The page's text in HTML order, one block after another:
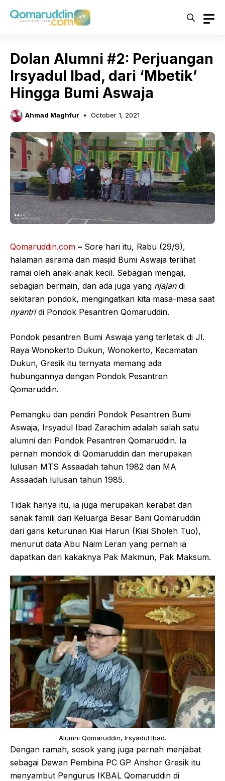
Dolan Alumni #2: Perjuangan
Irsyadul Ibad, dari ‘Mbetik’
Hingga Bumi Aswaja
Ahmad Maghfur October 1, 2021
Qomaruddin.com – Sore hari itu, Rabu (29/9),
halaman asrama dan masjid Bumi Aswaja terlihat
ramai oleh anak-anak kecil. Sebagian mengaji,
sebagian bermain, dan ada juga yang njajandi
sekitaran pondok, mengingatkan kita masa-masa saat
nyantridi Pondok Pesantren Qomaruddin.
Pondok pesantren Bumi Aswaja yang terletak di Jl.
Raya Wonokerto Dukun, Wonokerto, Kecamatan
Dukun, Gresik itu ternyata memang ada
hubungannya dengan Pondok Pesantren
Qomaruddin.
Pemangku dan pendiri Pondok Pesantren Bumi
Aswaja, Irsyadul Ibad Zarachim adalah salah satu
alumni dari Pondok Pesantren Qomaruddin. Ia
pernah mondok di Qomaruddin dan merupakan
lulusan MTS Assaadah tahun 1982 dan MA
Assaadah lulusan tahun 1985.
Tidak hanya itu, ia juga merupakan kerabat dan
sanak famili dari Keluarga Besar Bani Qomaruddin
dari garis keturunan Kiai Harun (Kiai Sholeh Tuo),
menurut data Abu Naim Leran yang pernah ia
dapatkan dari kakaknya Pak Makmun, Pak Maksum.
Alumni Qomaruddin, Irsyadul Ibad.
Dengan ramah, sosok yang juga pernah menjabat
sebagai Dewan Pembina PC GP Anshor Gresik itu
menyambut Pengurus IKBAL Qomaruddin di